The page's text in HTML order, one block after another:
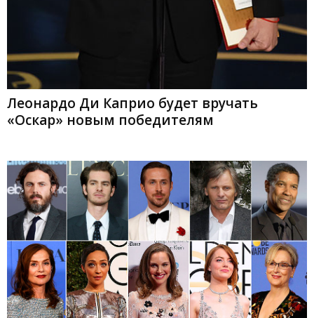
Леонардо Ди Каприо будет вручать
«Оскар» новым победителям